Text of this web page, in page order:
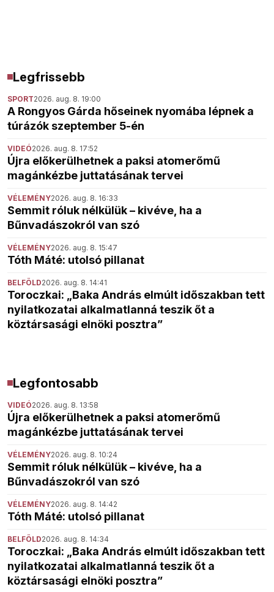
Legfrissebb
SPORT2026. aug. 8. 19:00
A Rongyos Gárda hőseinek nyomába lépnek a
túrázók szeptember 5-én
VIDEÓ2026. aug. 8. 17:52
Újra előkerülhetnek a paksi atomerőmű
magánkézbe juttatásának tervei
VÉLEMÉNY2026. aug. 8. 16:33
Semmit róluk nélkülük – kivéve, ha a
Bűnvadászokról van szó
VÉLEMÉNY2026. aug. 8. 15:47
Tóth Máté: utolsó pillanat
BELFÖLD2026. aug. 8. 14:41
Toroczkai: „Baka András elmúlt időszakban tett
nyilatkozatai alkalmatlanná teszik őt a
köztársasági elnöki posztra”
Legfontosabb
VIDEÓ2026. aug. 8. 13:58
Újra előkerülhetnek a paksi atomerőmű
magánkézbe juttatásának tervei
VÉLEMÉNY2026. aug. 8. 10:24
Semmit róluk nélkülük – kivéve, ha a
Bűnvadászokról van szó
VÉLEMÉNY2026. aug. 8. 14:42
Tóth Máté: utolsó pillanat
BELFÖLD2026. aug. 8. 14:34
Toroczkai: „Baka András elmúlt időszakban tett
nyilatkozatai alkalmatlanná teszik őt a
köztársasági elnöki posztra”